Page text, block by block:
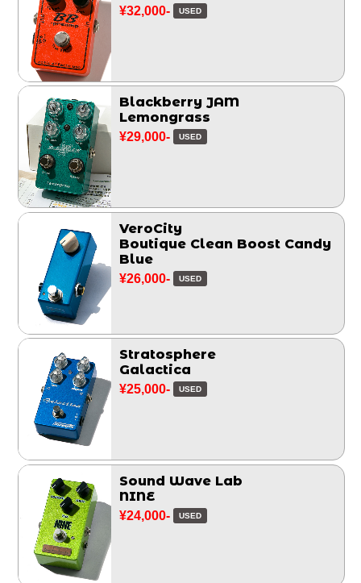
¥32,000- USED
Blackberry JAM
Lemongrass
¥29,000- USED
VeroCity
Boutique Clean Boost Candy
Blue
¥26,000- USED
Stratosphere
Galactica
¥25,000- USED
Sound Wave Lab
NINE
¥24,000- USED